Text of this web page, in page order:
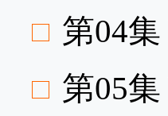
第04集
第05集